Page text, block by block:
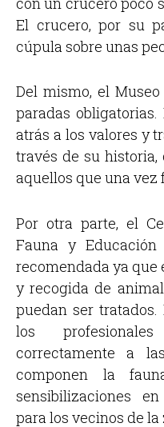
El crucero, por su
cúpula sobre unas
Del mismo, el
paradas
atrás a los valores y
través de su
aquellos que una vez
Por otra parte, el
Fauna y
recomendada ya que
y recogida de
puedan ser
los
correctamente a
componen la
sensibilizaciones
para los vecinos de la